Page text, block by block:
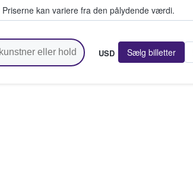
Priserne kan variere fra den pålydende værdi.
USD Sælg billetter